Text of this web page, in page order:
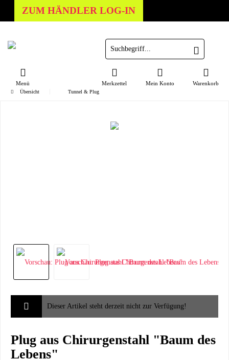
ZUM HÄNDLER LOG-IN
Menü Warenkorb
Merkzettel Mein Konto
Übersicht Tunnel & Plug
Dieser Artikel steht derzeit nicht zur Verfügung!
Plug aus Chirurgenstahl "Baum des
Lebens"